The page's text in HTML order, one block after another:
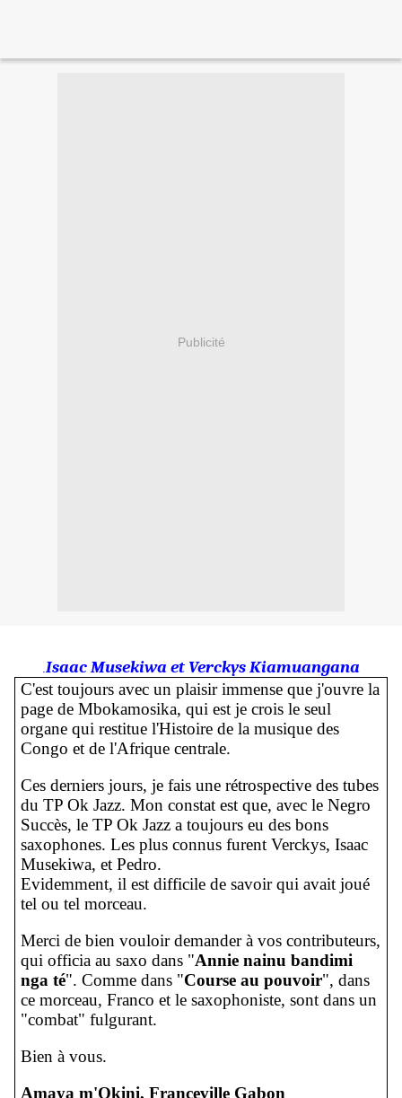
Publicité
Isaac Musekiwa et Verckys Kiamuangana
C'est toujours avec un plaisir immense que j'ouvre la
page de Mbokamosika, qui est je crois le seul
organe qui restitue l'Histoire de la musique des
Congo et de l'Afrique centrale.
Ces derniers jours, je fais une rétrospective des tubes
du TP Ok Jazz. Mon constat est que, avec le Negro
Succès, le TP Ok Jazz a toujours eu des bons
saxophones. Les plus connus furent Verckys, Isaac
Musekiwa, et Pedro.
Evidemment, il est difficile de savoir qui avait joué
tel ou tel morceau.
Merci de bien vouloir demander à vos contributeurs,
qui officia au saxo dans "Annie nainu bandimi
nga té". Comme dans "Course au pouvoir", dans
ce morceau, Franco et le saxophoniste, sont dans un
"combat" fulgurant.
Bien à vous.
Amaya m'Okini, Franceville Gabon